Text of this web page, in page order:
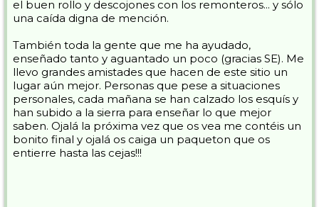
el buen rollo y descojones con los remonteros... y sólo
una caída digna de mención.
También toda la gente que me ha ayudado,
enseñado tanto y aguantado un poco (gracias SE). Me
llevo grandes amistades que hacen de este sitio un
lugar aún mejor. Personas que pese a situaciones
personales, cada mañana se han calzado los esquís y
han subido a la sierra para enseñar lo que mejor
saben. Ojalá la próxima vez que os vea me contéis un
bonito final y ojalá os caiga un paqueton que os
entierre hasta las cejas!!!